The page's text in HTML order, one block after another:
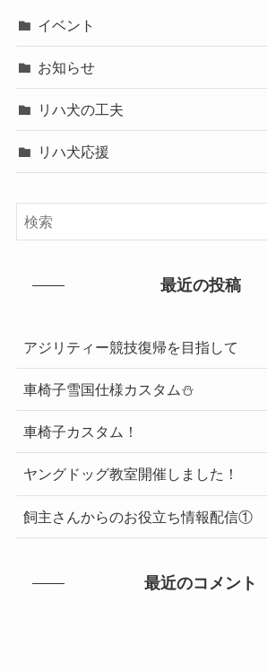
イベント
お知らせ
リハ犬の工夫
リハ犬応援
最近の投稿
アジリティー競技復帰を目指して
車椅子雪国仕様カスタム⛄
車椅子カスタム！
ヤングドッグ教室開催しました！
飼主さんからのお役立ち情報配信①
最近のコメント